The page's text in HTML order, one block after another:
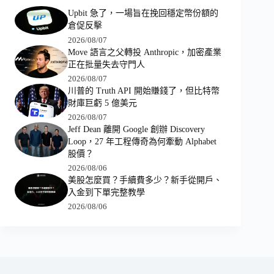
Upbit 急了，一場旨在挽回穩定幣份額的
倉促反擊
2026/08/07
Move 語言之父轉投 Anthropic，加密產業
正在批量失去守門人
2026/08/07
川普的 Truth API 開始賺錢了，但比特幣
財庫巨虧 5 億美元
2026/08/07
Jeff Dean 離開 Google 創辦 Discovery
Loop，27 年工程傳奇為何牽動 Alphabet
股價？
2026/08/06
美股怎麼買？手續費多少？新手從開戶、
入金到下單完整教學
2026/08/06